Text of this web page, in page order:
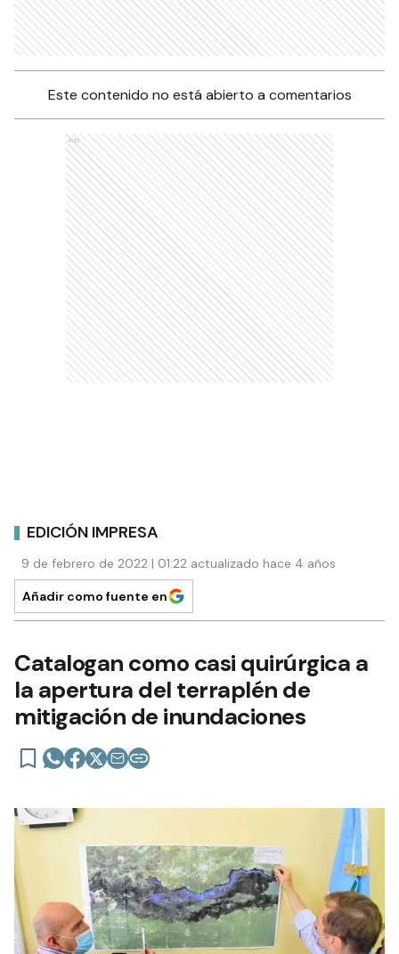
Este contenido no está abierto a comentarios
Ads
EDICIÓN IMPRESA
9 de febrero de 2022 | 01:22 actualizado hace 4 años
Añadir como fuente en
Catalogan como casi quirúrgica a
la apertura del terraplén de
mitigación de inundaciones